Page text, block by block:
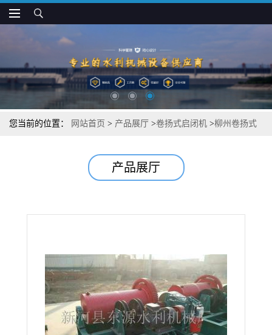
您当前的位置： 网站首页 > 产品展厅 >卷扬式启闭机 >柳州卷扬式
产品展厅